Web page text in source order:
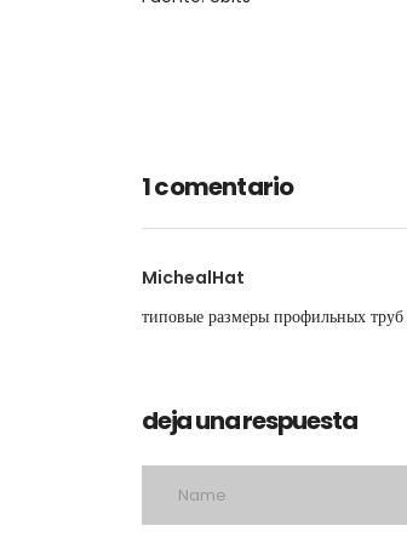
1 comentario
MichealHat
типовые размеры профильных труб
deja una respuesta